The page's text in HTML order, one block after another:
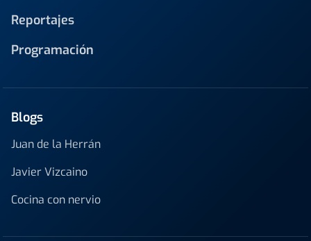
Reportajes
Programación
Blogs
Juan de la Herrán
Javier Vizcaino
Cocina con nervio